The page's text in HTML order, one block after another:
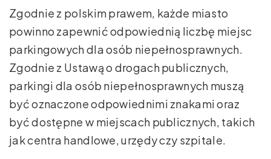
Zgodnie z polskim prawem, każde miasto
powinno zapewnić odpowiednią liczbę miejsc
parkingowych dla osób niepełnosprawnych.
Zgodnie z Ustawą o drogach publicznych,
parkingi dla osób niepełnosprawnych muszą
być oznaczone odpowiednimi znakami oraz
być dostępne w miejscach publicznych, takich
jak centra handlowe, urzędy czy szpitale.